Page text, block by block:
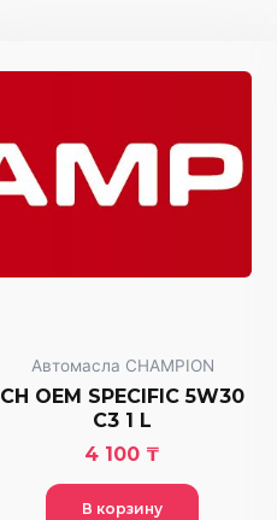
Автомасла CHAMPION
CH OEM SPECIFIC 5W30
C3 1 L
4 100 ₸
В корзину